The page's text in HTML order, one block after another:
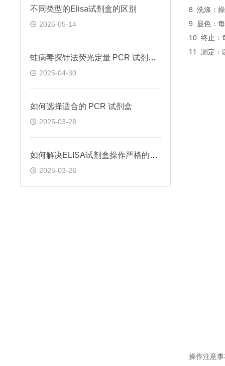
不同类型的Elisa试剂盒的区别
2025-05-14
蛙病毒探针法荧光定量 PCR 试剂盒定量定性检测
2025-04-30
如何选择适合的 PCR 试剂盒
2025-03-28
如何解决ELISA试剂盒操作严格的问题
2025-03-26
8. 洗涤：
9. 显色：
10. 终止：
11. 测定：
操作注意